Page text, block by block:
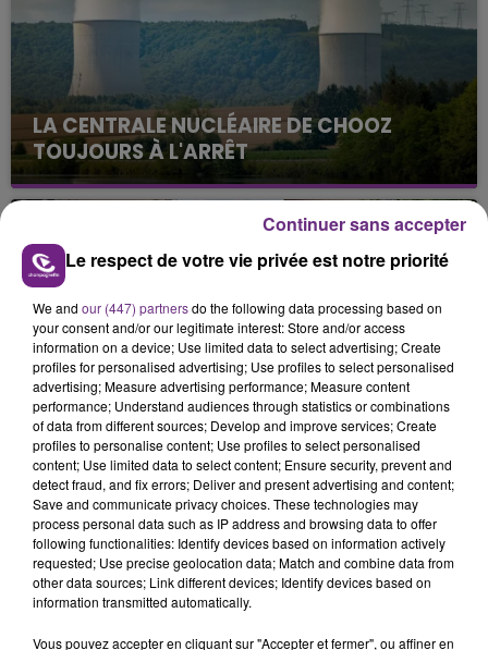
LA CENTRALE NUCLÉAIRE DE CHOOZ
TOUJOURS À L'ARRÊT
Cela fait déjà une semaine que la centrale
nucléaire ardennaise est à l'arrêt. Une situation
justifiée par la sécheresse intense qui est toujours
présente.
LE MAGASIN JOUÉCLUB DE REIMS FERME
SES PORTES
C'était l'une des institutions du centre-ville
rémois. Le magasin JouéClub est contraint de
fermer ses portes.
TITRES DIFFUSÉS
14h06
14h06 14h02
14h02
Le respect de votre vie privée est notre priorité
We and our (447) partnersdo the following data processing based on
your consent and/or our legitimate interest: Store and/or access
information on a device; Use limited data to select advertising; Create
profiles for personalised advertising; Use profiles to select personalised
advertising; Measure advertising performance; Measure content
performance; Understand audiences through statistics or combinations
of data from different sources; Develop and improve services; Create
profiles to personalise content; Use profiles to select personalised
content; Use limited data to select content; Ensure security, prevent and
detect fraud, and fix errors; Deliver and present advertising and content;
Save and communicate privacy choices. These technologies may
process personal data such as IP address and browsing data to offer
following functionalities: Identify devices based on information actively
requested; Use precise geolocation data; Match and combine data from
other data sources; Link different devices; Identify devices based on
information transmitted automatically.
Vous pouvez accepter en cliquant sur "Accepter et fermer", ou affiner en
Continuer sans accepter